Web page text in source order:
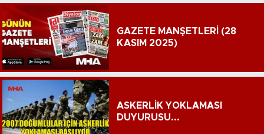
GAZETE MANŞETLERİ (28
KASIM 2025)
ASKERLİK YOKLAMASI
DUYURUSU...